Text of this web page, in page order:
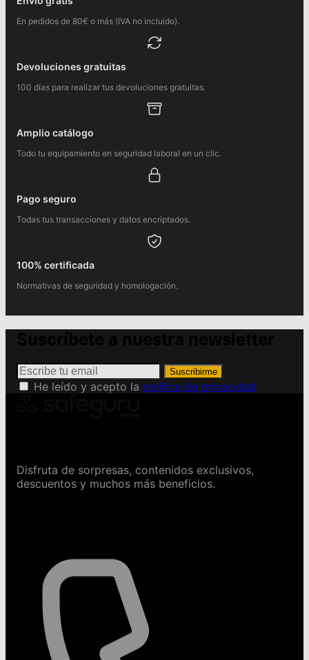
En pedidos de 80€ o más (IVA no incluido).
Devoluciones gratuitas
100 días para realizar tus devoluciones gratuitas.
Amplio catálogo
Todo tu equipamiento en seguridad laboral en un clic.
Pago seguro
Todas tus transacciones y datos encriptados.
100% certificada
Normativas de seguridad y homologación.
Suscribirme
He leído y acepto la política de privacidad
Disfruta de sorpresas, contenidos exclusivos,
descuentos y muchos más beneficios.